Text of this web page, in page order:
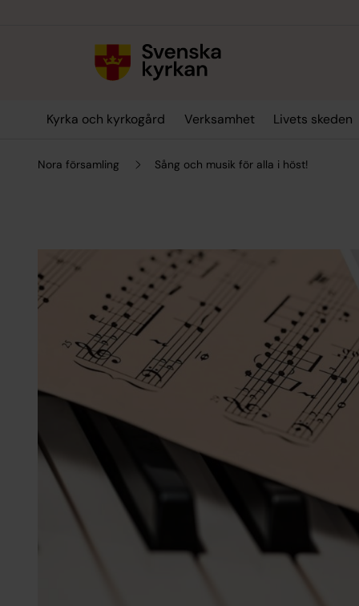
Kyrka och kyrkogård Verksamhet Livets skeden
Nora församling Sång och musik för alla i höst!